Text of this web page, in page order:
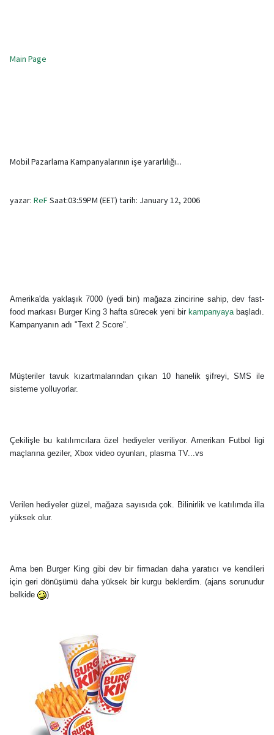
Main Page
Mobil Pazarlama Kampanyalarının işe yararlılığı...
yazar: ReFSaat:03:59PM (EET) tarih: January 12, 2006
Amerika'da yaklaşık 7000 (yedi bin) mağaza zincirine sahip, dev fast-
food markası Burger King 3 hafta sürecek yeni bir kampanyaya başladı.
Kampanyanın adı "Text 2 Score".
Müşteriler tavuk kızartmalarından çıkan 10 hanelik şifreyi, SMS ile
sisteme yolluyorlar.
Çekilişle bu katılımcılara özel hediyeler veriliyor. Amerikan Futbol ligi
maçlarına geziler, Xbox video oyunları, plasma TV...vs
Verilen hediyeler güzel, mağaza sayısıda çok. Bilinirlik ve katılımda illa
yüksek olur.
Ama ben Burger King gibi dev bir firmadan daha yaratıcı ve kendileri
için geri dönüşümü daha yüksek bir kurgu beklerdim. (ajans sorunudur
belkide
)